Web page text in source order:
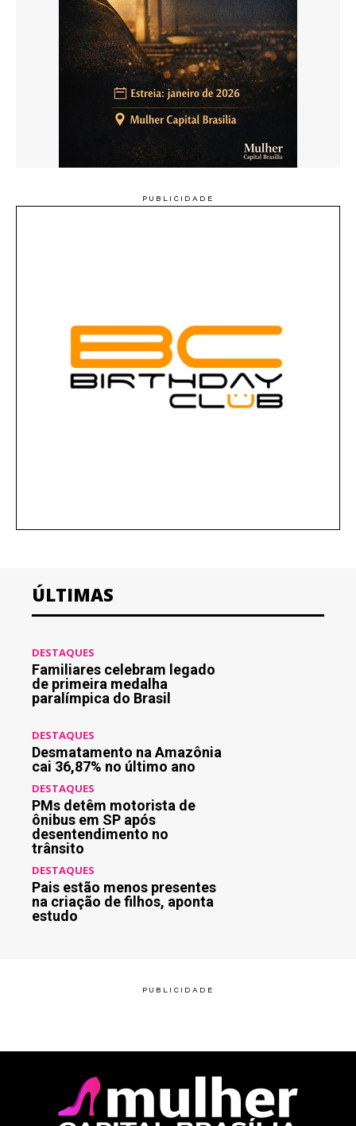
ÚLTIMAS
DESTAQUES
Familiares celebram legado
de primeira medalha
paralímpica do Brasil
DESTAQUES
Desmatamento na Amazônia
cai 36,87% no último ano
DESTAQUES
PMs detêm motorista de
ônibus em SP após
desentendimento no
trânsito
DESTAQUES
Pais estão menos presentes
na criação de filhos, aponta
estudo